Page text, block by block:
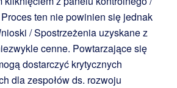
ten nie powinien się jednak
/ Spostrzeżenia uzyskane z
cenne. Powtarzające się
dostarczyć krytycznych
dla zespołów ds. rozwoju